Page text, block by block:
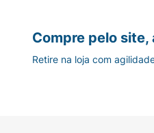
Compre pelo
Retire na loja com